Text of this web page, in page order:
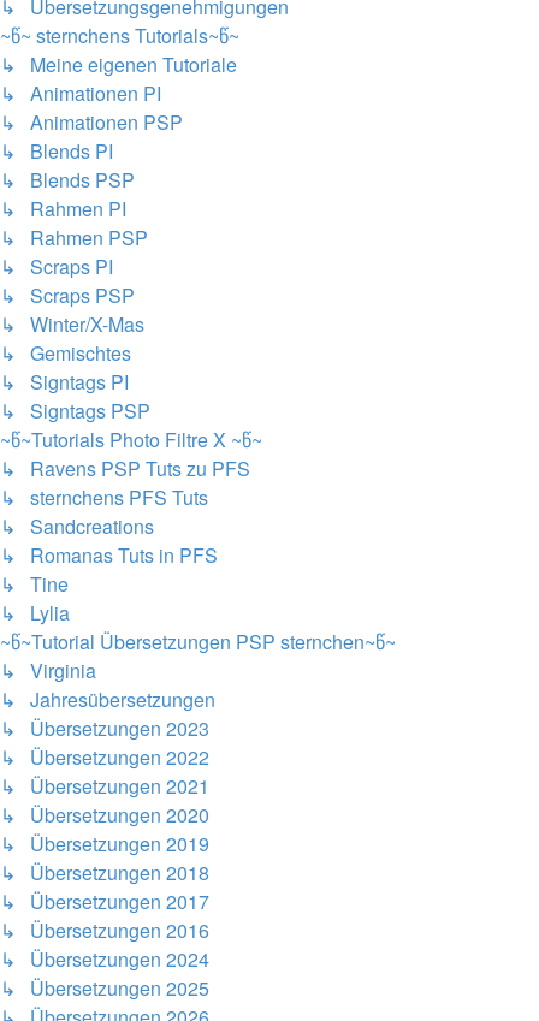
↳ Übersetzungsgenehmigungen
~წ~ sternchens Tutorials~წ~
↳ Meine eigenen Tutoriale
↳ Animationen PI
↳ Animationen PSP
↳ Blends PI
↳ Blends PSP
↳ Rahmen PI
↳ Rahmen PSP
↳ Scraps PI
↳ Scraps PSP
↳ Winter/X-Mas
↳ Gemischtes
↳ Signtags PI
↳ Signtags PSP
~წ~Tutorials Photo Filtre X ~წ~
↳ Ravens PSP Tuts zu PFS
↳ sternchens PFS Tuts
↳ Sandcreations
↳ Romanas Tuts in PFS
↳ Tine
↳ Lylia
~წ~Tutorial Übersetzungen PSP sternchen~წ~
↳ Virginia
↳ Jahresübersetzungen
↳ Übersetzungen 2023
↳ Übersetzungen 2022
↳ Übersetzungen 2021
↳ Übersetzungen 2020
↳ Übersetzungen 2019
↳ Übersetzungen 2018
↳ Übersetzungen 2017
↳ Übersetzungen 2016
↳ Übersetzungen 2024
↳ Übersetzungen 2025